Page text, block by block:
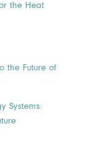
the Heat
the Future of
Systems: